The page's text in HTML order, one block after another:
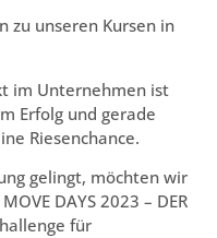
zu unseren Kursen in
im Unternehmen ist
Erfolg und gerade
Riesenchance.
gelingt, möchten wir
DAYS 2023 – DER
für